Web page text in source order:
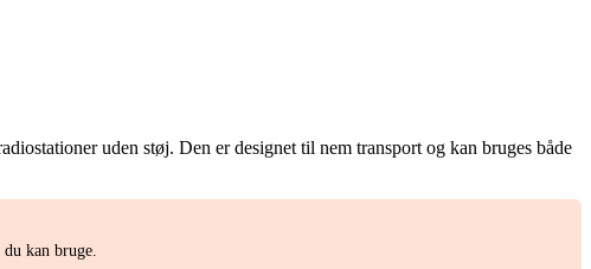
uden støj. Den er designet til nem transport og kan bruges både
kan bruge.